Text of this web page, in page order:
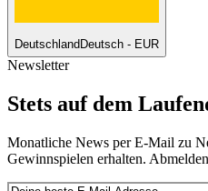
Deutschland Deutsch - EUR
Newsletter
Stets auf dem
Monatliche News per E-Mail zu
Gewinnspielen erhalten.